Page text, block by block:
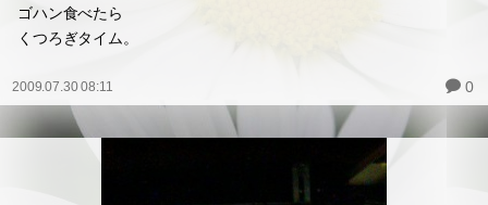
ゴハン食べたら
くつろぎタイム。
2009.07.30 08:11 0